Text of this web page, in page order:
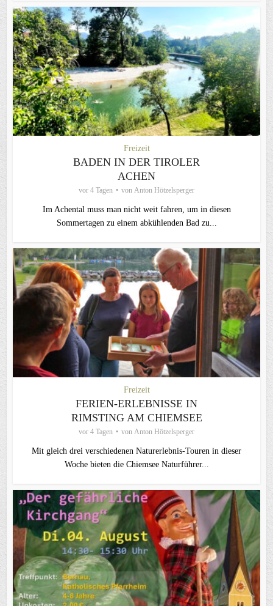
Freizeit
BADEN IN DER TIROLER
ACHEN
vor 4 Tagen von Anton Hötzelsperger
Im Achental muss man nicht weit fahren, um in diesen
Sommertagen zu einem abkühlenden Bad zu...
Freizeit
FERIEN-ERLEBNISSE IN
RIMSTING AM CHIEMSEE
vor 4 Tagen von Anton Hötzelsperger
Mit gleich drei verschiedenen Naturerlebnis-Touren in dieser
Woche bieten die Chiemsee Naturführer...